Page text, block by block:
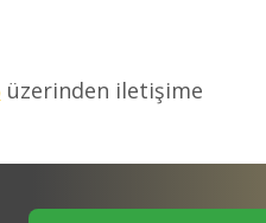
üzerinden iletişime